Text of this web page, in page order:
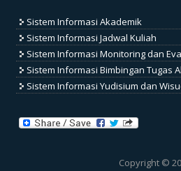
Sistem Informasi Akademik
Sistem Informasi Jadwal Kuliah
Sistem Informasi Monitoring dan
Sistem Informasi Bimbingan Tugas
Sistem Informasi Yudisium dan
Copyright ©